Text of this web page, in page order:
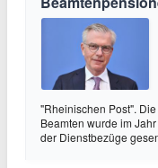
"Rheinischen Post".
Beamten wurde im
der Dienstbezüge